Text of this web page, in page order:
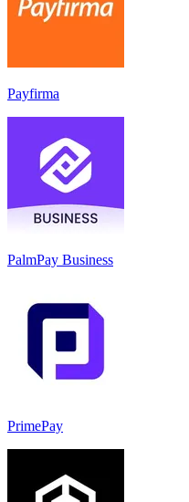
Payfirma
PalmPay Business
PrimePay